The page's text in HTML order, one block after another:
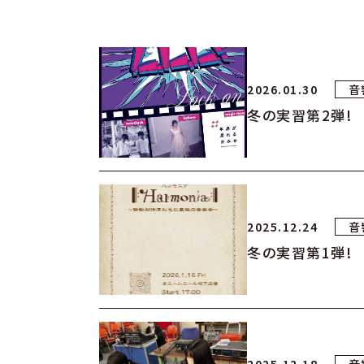
2026.01.30
冬の実習第2弾!
2025.12.24
冬の実習第1弾!